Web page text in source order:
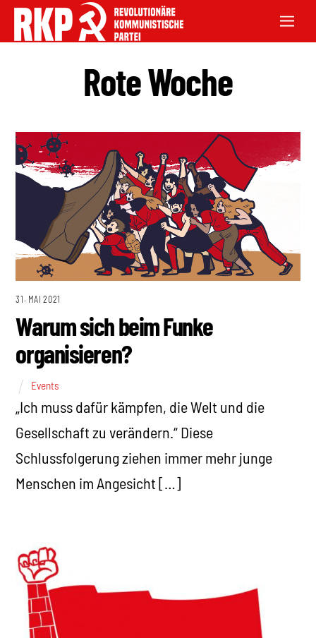
Rote Woche
31. MAI 2021
Warum sich beim Funke
organisieren?
Events
„Ich muss dafür kämpfen, die Welt und die
Gesellschaft zu verändern.“ Diese
Schlussfolgerung ziehen immer mehr junge
Menschen im Angesicht […]